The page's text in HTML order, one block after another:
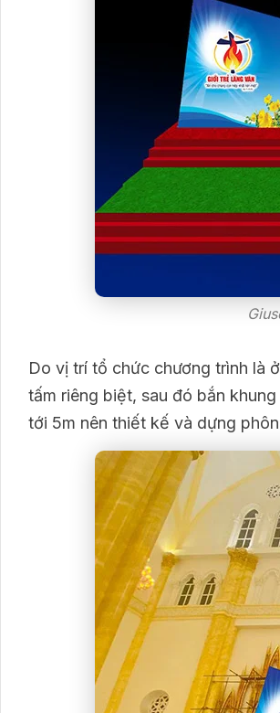
Do vị trí tổ chức chương trình là
tấm riêng biệt, sau đó bắn
tới 5m nên thiết kế và dựng